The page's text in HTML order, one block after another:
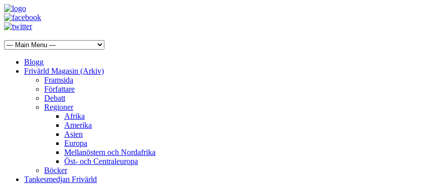
Blogg
Frivärld Magasin (Arkiv)
Framsida
Författare
Debatt
Regioner
Afrika
Amerika
Asien
Europa
Mellanöstern och Nordafrika
Öst- och Centraleuropa
Böcker
Tankesmedjan Frivärld